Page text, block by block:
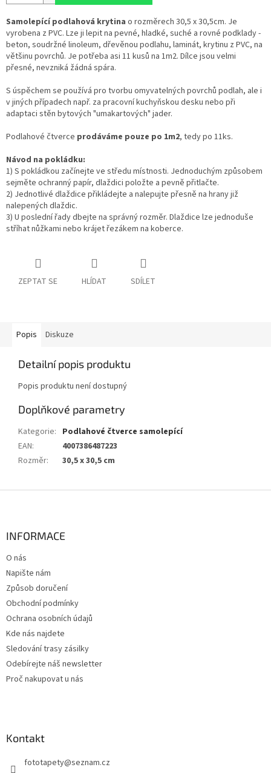
Samolepící podlahová krytina o rozměrech 30,5 x 30,5cm. Je
vyrobena z PVC. Lze ji lepit na pevné, hladké, suché a rovné podklady -
beton, soudržné linoleum, dřevěnou podlahu, laminát, krytinu z PVC, na
většinu povrchů. Je potřeba asi 11 kusů na 1m2. Dílce jsou velmi
přesné, nevzniká žádná spára.
S úspěchem se používá pro tvorbu omyvatelných povrchů podlah, ale i
v jiných případech např. za pracovní kuchyňskou desku nebo při
adaptaci stěn bytových "umakartových" jader.
Podlahové čtverce prodáváme pouze po 1m2, tedy po 11ks.
Návod na pokládku:
1) S pokládkou začínejte ve středu místnosti. Jednoduchým způsobem
sejměte ochranný papír, dlaždici položte a pevně přitlačte.
2) Jednotlivé dlaždice přikládejte a nalepujte přesně na hrany již
nalepených dlaždic.
3) U poslední řady dbejte na správný rozměr. Dlaždice lze jednoduše
stříhat nůžkami nebo krájet řezákem na koberce.
ZEPTAT SE HLÍDAT SDÍLET
Popis Diskuze
Detailní popis produktu
Popis produktu není dostupný
Doplňkové parametry
Kategorie: Podlahové čtverce samolepící
EAN:
4007386487223
Rozměr: 30,5 x 30,5 cm
INFORMACE
O nás
Napište nám
Způsob doručení
Obchodní podmínky
Ochrana osobních údajů
Kde nás najdete
Sledování trasy zásilky
Odebírejte náš newsletter
Proč nakupovat u nás
Kontakt
fototapety@seznam.cz